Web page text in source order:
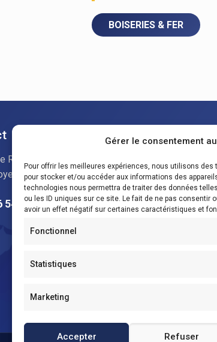
Gérer le consentement
Pour offrir les meilleures expériences, nous utilisons
pour stocker et/ou accéder aux informations des
technologies nous permettra de traiter des données
ou les ID uniques sur ce site. Le fait de ne pas consentir
avoir un effet négatif sur certaines caractéristiques et
Fonctionnel
Statistiques
Marketing
Accepter Refuser
BOISERIES & FER
René Cauche
Les Seclin
54 32
Service
05 62 74
Service